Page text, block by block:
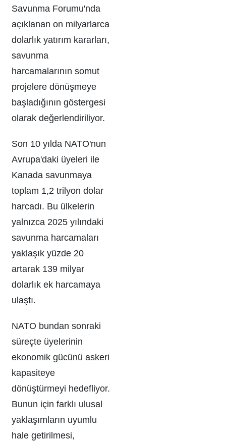
Savunma Forumu'nda
açıklanan on milyarlarca
dolarlık yatırım kararları,
savunma
harcamalarının somut
projelere dönüşmeye
başladığının göstergesi
olarak değerlendiriliyor.
Son 10 yılda NATO'nun
Avrupa'daki üyeleri ile
Kanada savunmaya
toplam 1,2 trilyon dolar
harcadı. Bu ülkelerin
yalnızca 2025 yılındaki
savunma harcamaları
yaklaşık yüzde 20
artarak 139 milyar
dolarlık ek harcamaya
ulaştı.
NATO bundan sonraki
süreçte üyelerinin
ekonomik gücünü askeri
kapasiteye
dönüştürmeyi hedefliyor.
Bunun için farklı ulusal
yaklaşımların uyumlu
hale getirilmesi,